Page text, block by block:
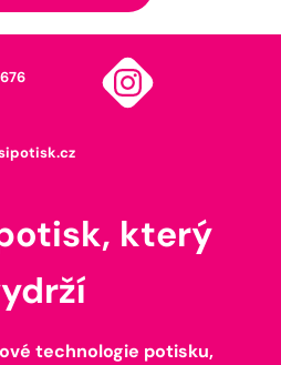
který
technologie potisku,